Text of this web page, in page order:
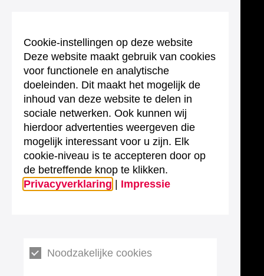
Cookie-instellingen op deze website
Deze website maakt gebruik van cookies
voor functionele en analytische
doeleinden. Dit maakt het mogelijk de
inhoud van deze website te delen in
sociale netwerken. Ook kunnen wij
hierdoor advertenties weergeven die
mogelijk interessant voor u zijn. Elk
cookie-niveau is te accepteren door op
de betreffende knop te klikken.
Privacyverklaring
Impressie
Noodzakelijke cookies